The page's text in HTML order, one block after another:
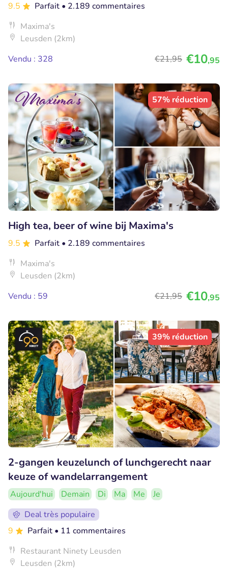
9.5 Parfait • 2.189 commentaires
Maxima's
Leusden (2km)
Vendu : 328
€21,95 €10,95
57% réduction
High tea, beer of wine bij Maxima's
9.5 Parfait • 2.189 commentaires
Maxima's
Leusden (2km)
Vendu : 59
€21,95 €10,95
39% réduction
2-gangen keuzelunch of lunchgerecht naar
keuze of wandelarrangement
Aujourd'hui Demain Di Ma Me
Je
Deal très populaire
9
Parfait • 11 commentaires
Restaurant Ninety Leusden
Leusden (2km)